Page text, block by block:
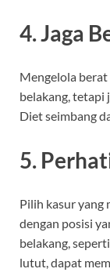
4. Jaga
Mengelola
belakang, tetapi
Diet seimbang
5.
Pilih kasur yang
dengan posisi
belakang,
lutut, dapat